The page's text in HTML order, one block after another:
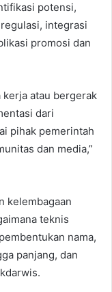
potensi,
integrasi
promosi dan
kerja atau bergerak
dari
pihak pemerintah
dan media,”
kelembagaan
teknis
nama,
panjang, dan